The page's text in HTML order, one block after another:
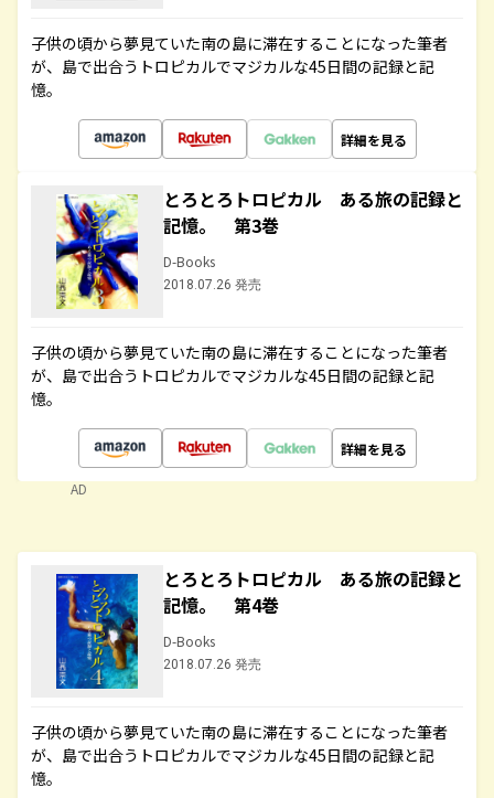
子供の頃から夢見ていた南の島に滞在することになった筆者
が、島で出合うトロピカルでマジカルな45日間の記録と記
憶。
詳細を見る
とろとろトロピカル ある旅の記録と
記憶。 第3巻
D-Books
2018.07.26 発売
子供の頃から夢見ていた南の島に滞在することになった筆者
が、島で出合うトロピカルでマジカルな45日間の記録と記
憶。
詳細を見る
AD
とろとろトロピカル ある旅の記録と
記憶。 第4巻
D-Books
2018.07.26 発売
子供の頃から夢見ていた南の島に滞在することになった筆者
が、島で出合うトロピカルでマジカルな45日間の記録と記
憶。